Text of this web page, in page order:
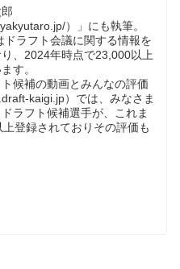
）」にも執筆。
ラフト会議に関する情報を
、2024年時点で23,000以上
す。
候補の動画とみんなの評価
kaigi.jp）では、みなさま
ラフト候補選手が、これま
登録されておりその評価も